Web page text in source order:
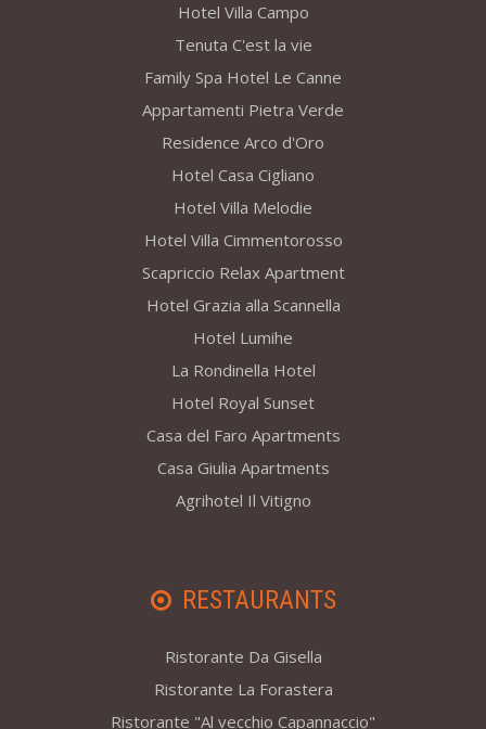
Hotel Villa Campo
Tenuta C'est la vie
Family Spa Hotel Le Canne
Appartamenti Pietra Verde
Residence Arco d'Oro
Hotel Casa Cigliano
Hotel Villa Melodie
Hotel Villa Cimmentorosso
Scapriccio Relax Apartment
Hotel Grazia alla Scannella
Hotel Lumihe
La Rondinella Hotel
Hotel Royal Sunset
Casa del Faro Apartments
Casa Giulia Apartments
Agrihotel Il Vitigno
RESTAURANTS
Ristorante Da Gisella
Ristorante La Forastera
Ristorante "Al vecchio Capannaccio"